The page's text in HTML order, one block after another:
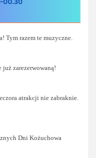
Tym razem te muzyczne.
już zarezerwowaną!
atrakcji nie zabraknie.
Dni Kożuchowa